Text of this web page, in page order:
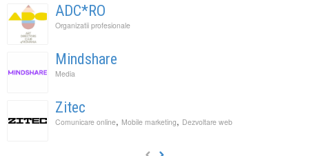
ADC*RO
Organizatii profesionale
Mindshare
Media
Zitec
Comunicare online, Mobile marketing, Dezvoltare web